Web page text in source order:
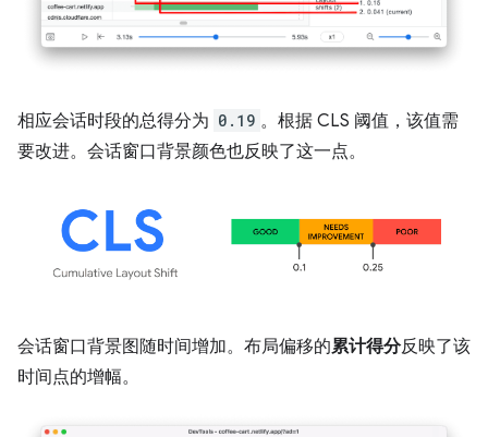
相应会话时段的总得分为 0.19 。根据 CLS 阈值，该值需
要改进。会话窗口背景颜色也反映了这一点。
会话窗口背景图随时间增加。布局偏移的累计得分反映了该
时间点的增幅。